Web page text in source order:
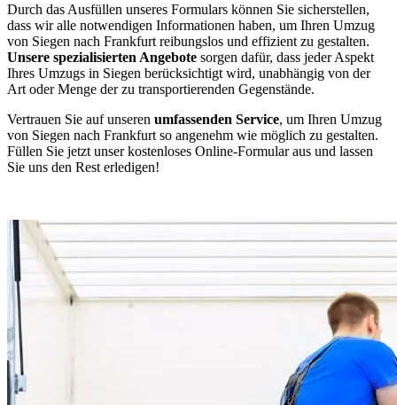
Durch das Ausfüllen unseres Formulars können Sie sicherstellen,
dass wir alle notwendigen Informationen haben, um Ihren Umzug
von Siegen nach Frankfurt reibungslos und effizient zu gestalten.
Unsere spezialisierten Angebote sorgen dafür, dass jeder Aspekt
Ihres Umzugs in Siegen berücksichtigt wird, unabhängig von der
Art oder Menge der zu transportierenden Gegenstände.
Vertrauen Sie auf unseren umfassenden Service, um Ihren Umzug
von Siegen nach Frankfurt so angenehm wie möglich zu gestalten.
Füllen Sie jetzt unser kostenloses Online-Formular aus und lassen
Sie uns den Rest erledigen!